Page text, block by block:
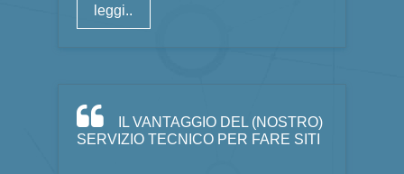
leggi..
IL VANTAGGIO DEL (NOSTRO)
SERVIZIO TECNICO PER FARE SITI